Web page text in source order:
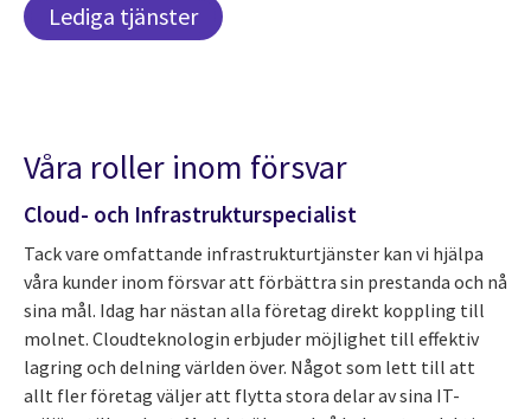
Lediga tjänster
Våra roller inom försvar
Cloud- och Infrastruktur­specialist
Tack vare omfattande infrastrukturtjänster kan vi hjälpa
våra kunder inom försvar att förbättra sin prestanda och nå
sina mål. Idag har nästan alla företag direkt koppling till
molnet. Cloudteknologin erbjuder möjlighet till effektiv
lagring och delning världen över. Något som lett till att
allt fler företag väljer att flytta stora delar av sina IT-